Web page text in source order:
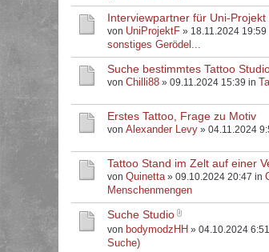
Interviewpartner für Uni-
von UniProjektF » 18.11.2024 19:59
sonstiges Gerödel...
Suche bestimmtes Tattoo
von Chilli88 » 09.11.2024 15:39 in
Erstes Tattoo, Frage zu Motiv
von Alexander Levy » 04.11.2024
Tattoo Stand im Zelt auf einer
von Quinetta» 09.10.2024 20:47 in
Menschenmengen
Suche Studio
von bodymodzHH » 04.10.2024
Suche)